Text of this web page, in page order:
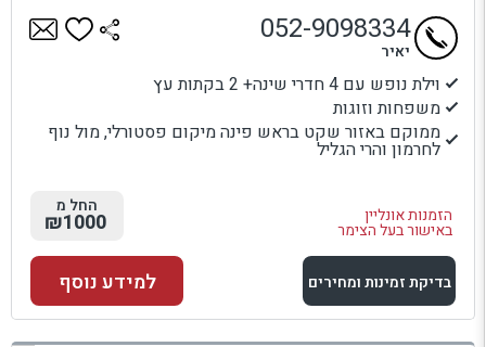
וילת נופש עם 4 חדרי שינה+ 2 בקתות עץ
משפחות וזוגות
ממוקם באזור שקט בראש פינה מיקום פסטורלי, מול נוף
לחרמון והרי הגליל
הזמנות אונליין
באישור בעל הצימר
052-9098334
יאיר
החל מ
₪1000
בדיקת זמינות ומחירים
למתחם זה
למידע נוסף